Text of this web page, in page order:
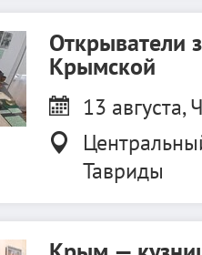
Открыватели
Крымской
13 августа,
Тавриды